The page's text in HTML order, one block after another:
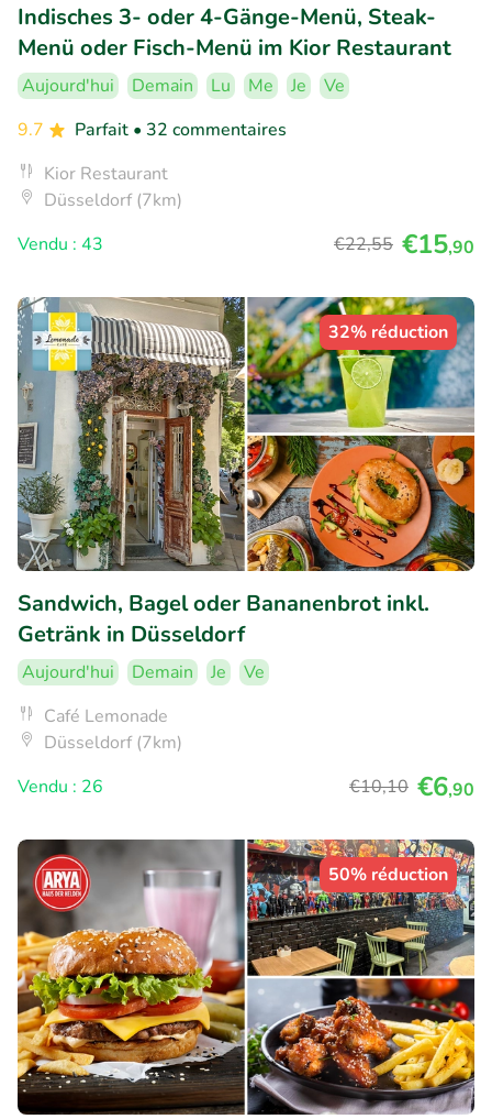
Indisches 3- oder 4-Gänge-Menü, Steak-
Menü oder Fisch-Menü im Kior Restaurant
Aujourd'hui Demain Lu Me Je
Ve
9.7
Parfait • 32 commentaires
Kior Restaurant
Düsseldorf (7km)
Vendu : 43
€22,55 €15,90
32% réduction
Sandwich, Bagel oder Bananenbrot inkl.
Getränk in Düsseldorf
Aujourd'hui Demain Je
Ve
Café Lemonade
Düsseldorf (7km)
Vendu : 26
€10,10 €6,90
50% réduction